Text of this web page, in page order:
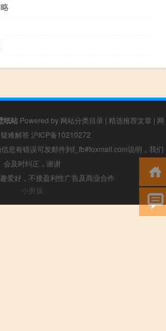
纸站 Powered by 网站分类目录 | 精选推荐文章 | 网
疑难解答 沪ICP备10210272
息有错误可发邮件到f_fb#foxmail.com说明，我们
会及时纠正，谢谢
爱好，不接盈利性广告及商业合作
小男孩